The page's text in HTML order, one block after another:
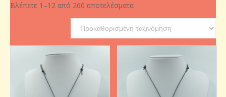
Βλέπετε 1–12 από 260 αποτελέσματα